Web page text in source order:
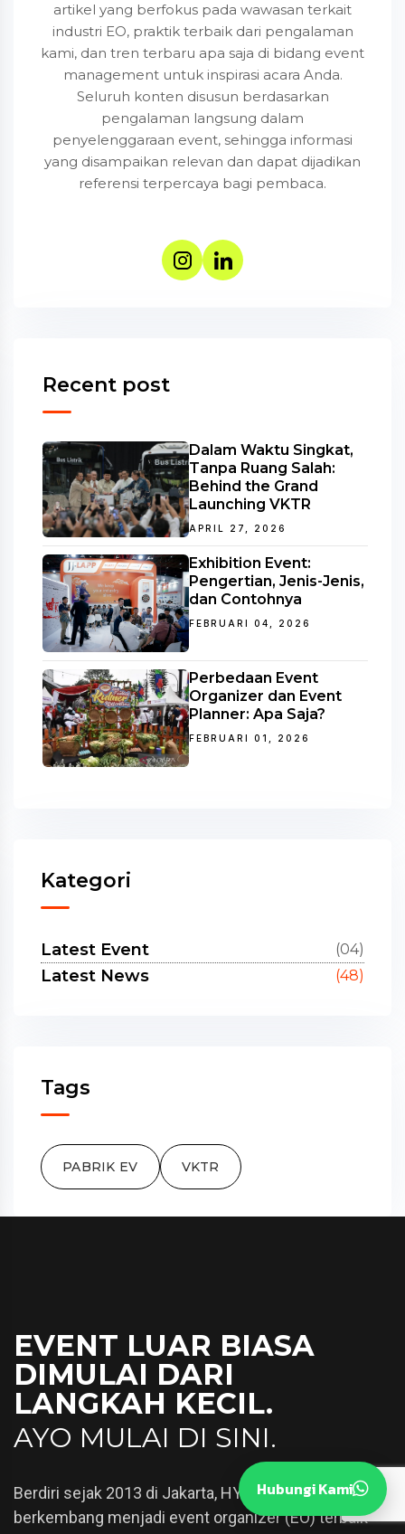
artikel yang berfokus pada wawasan terkait
industri EO, praktik terbaik dari pengalaman
kami, dan tren terbaru apa saja di bidang event
management untuk inspirasi acara Anda.
Seluruh konten disusun berdasarkan
pengalaman langsung dalam
penyelenggaraan event, sehingga informasi
yang disampaikan relevan dan dapat dijadikan
referensi terpercaya bagi pembaca.
Recent post
Dalam Waktu Singkat,
Tanpa Ruang Salah:
Behind the Grand
Launching VKTR
APRIL 27, 2026
Exhibition Event:
Pengertian, Jenis-Jenis,
dan Contohnya
FEBRUARI 04, 2026
Perbedaan Event
Organizer dan Event
Planner: Apa Saja?
FEBRUARI 01, 2026
Kategori
Latest Event (04)
Latest News (48)
Tags
PABRIK EV VKTR
EVENT LUAR BIASA
DIMULAI DARI
LANGKAH KECIL.
AYO MULAI DI SINI.
Berdiri sejak 2013 di Jakarta, HYPE Idea telah
berkembang menjadi event organizer (EO) terbaik
Hubungi Kami